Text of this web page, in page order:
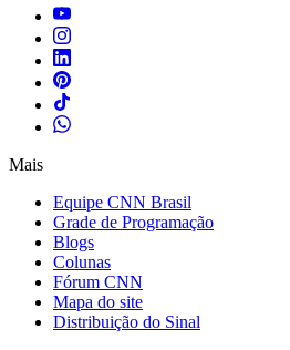
Mais
Equipe CNN Brasil
Grade de Programação
Blogs
Colunas
Fórum CNN
Mapa do site
Distribuição do Sinal